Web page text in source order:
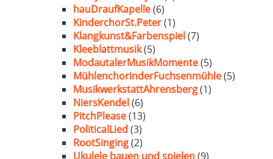
hauDraufKapelle(6)
KinderchorSt.Peter(1)
Klangkunst&Farbenspiel(7)
Kleeblattmusik(5)
ModautalerMusikMomente(5)
MühlenchorinderFuchsenmühle(5)
MusikwerkstattAhrensberg(1)
NiersKendel(6)
PitchPlease(13)
PoliticalLied (3)
RootSinging(2)
Ukulele bauen und spielen(9)